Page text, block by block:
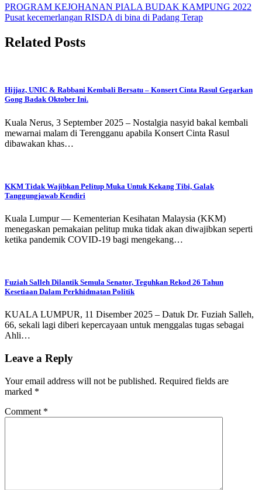
PROGRAM KEJOHANAN PIALA BUDAK KAMPUNG 2022
Pusat kecemerlangan RISDA di bina di Padang Terap
Related Posts
Hijjaz, UNIC & Rabbani Kembali Bersatu – Konsert Cinta Rasul Gegarkan
Gong Badak Oktober Ini.
Kuala Nerus, 3 September 2025 – Nostalgia nasyid bakal kembali
mewarnai malam di Terengganu apabila Konsert Cinta Rasul
dibawakan khas…
KKM Tidak Wajibkan Pelitup Muka Untuk Kekang Tibi, Galak
Tanggungjawab Kendiri
Kuala Lumpur — Kementerian Kesihatan Malaysia (KKM)
menegaskan pemakaian pelitup muka tidak akan diwajibkan seperti
ketika pandemik COVID-19 bagi mengekang…
Fuziah Salleh Dilantik Semula Senator, Teguhkan Rekod 26 Tahun
Kesetiaan Dalam Perkhidmatan Politik
KUALA LUMPUR, 11 Disember 2025 – Datuk Dr. Fuziah Salleh,
66, sekali lagi diberi kepercayaan untuk menggalas tugas sebagai
Ahli…
Leave a Reply
Your email address will not be published. Required fields are
marked *
Comment *